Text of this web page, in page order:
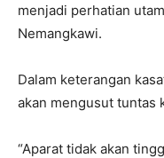
menjadi perhatian
Nemangkawi.
Dalam keterangan
akan mengusut tuntas
“Aparat tidak akan